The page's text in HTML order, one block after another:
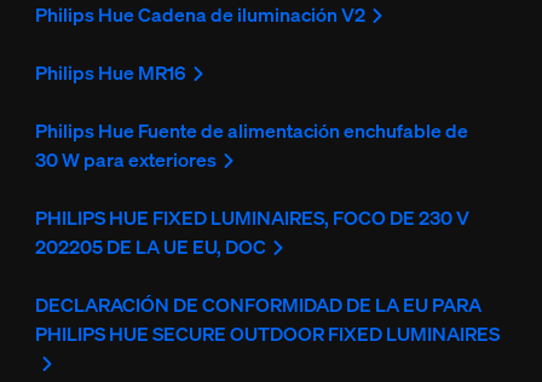
Philips Hue Cadena de iluminación V2
Philips Hue MR16
Philips Hue Fuente de alimentación enchufable de
30 W para exteriores
PHILIPS HUE FIXED LUMINAIRES, FOCO DE 230 V
202205 DE LA UE EU, DOC
DECLARACIÓN DE CONFORMIDAD DE LA EU PARA
PHILIPS HUE SECURE OUTDOOR FIXED LUMINAIRES